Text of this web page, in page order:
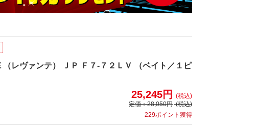
（レヴァンテ） ＪＰ Ｆ７-７２ＬＶ （ベイト／１ピ
25,245円
(税込)
定価：28,050円 (税込)
229ポイント獲得